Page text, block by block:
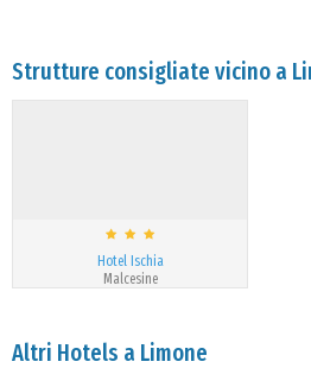
Strutture consigliate vicino a
Hotel Ischia
Malcesine
Altri Hotels a Limone